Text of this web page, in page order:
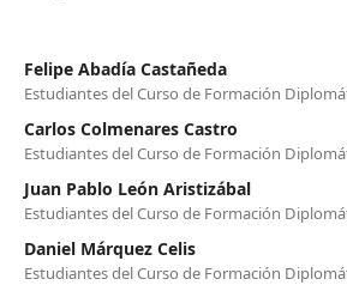
Felipe Abadía Castañeda
Estudiantes del Curso de Formación
Carlos Colmenares Castro
Estudiantes del Curso de Formación
Juan Pablo León Aristizábal
Estudiantes del Curso de Formación
Daniel Márquez Celis
Estudiantes del Curso de Formación